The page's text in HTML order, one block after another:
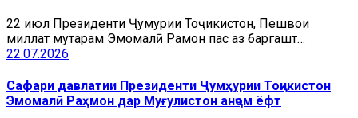
22 июл Президенти Ҷумҳурии Тоҷикистон, Пешвои
миллат муҳтарам Эмомалӣ Раҳмон пас аз баргашт…
22.07.2026
Сафари давлатии Президенти Ҷумҳурии Тоҷикистон
Эмомалӣ Раҳмон дар Муғулистон анҷом ёфт